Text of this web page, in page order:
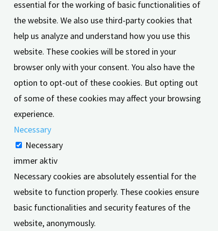
essential for the working of basic functionalities of
the website. We also use third-party cookies that
help us analyze and understand how you use this
website. These cookies will be stored in your
browser only with your consent. You also have the
option to opt-out of these cookies. But opting out
of some of these cookies may affect your browsing
experience.
Necessary
Necessary
immer aktiv
Necessary cookies are absolutely essential for the
website to function properly. These cookies ensure
basic functionalities and security features of the
website, anonymously.